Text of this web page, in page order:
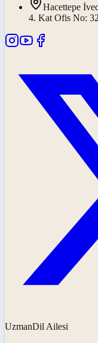
Hacettepe
4. Kat Ofis No:
UzmanDil Ailesi